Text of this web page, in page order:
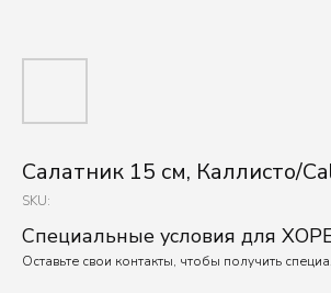
Салатник 15 см, Каллисто/
SKU:
Специальные условия для
Оставьте свои контакты, чтобы получить